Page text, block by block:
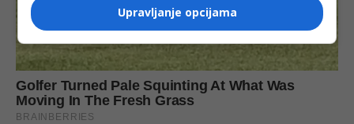
Upravljanje opcijama